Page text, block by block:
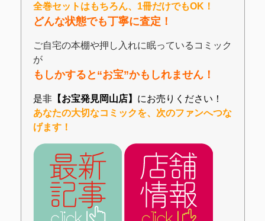
全巻セットはもちろん、1冊だけでもOK！
どんな状態でも丁寧に査定！
ご自宅の本棚や押し入れに眠っているコミック
が
もしかすると“お宝”かもしれません！
是非【お宝発見岡山店】 にお売りください！
あなたの大切なコミックを、次のファンへつな
げます！